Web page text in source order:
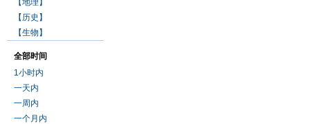
【地理】
【历史】
【生物】
全部时间
1小时内
一天内
一周内
一个月内